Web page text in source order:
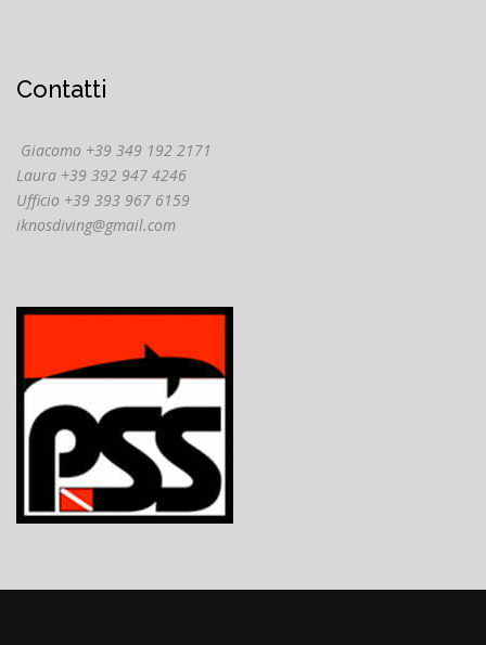
Contatti
Giacomo +39 349 192 2171
Laura +39 392 947 4246
Ufficio +39 393 967 6159
iknosdiving@gmail.com